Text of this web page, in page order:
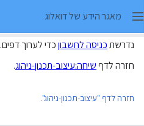
מאגר הידע של דואלוג
נדרשתכניסה לחשבוןכדי לערוך דפים.
חזרה לדףשיחה:עיצוב-תכנון-ניהוג.
חזרה לדף "עיצוב-תכנון-ניהוג".